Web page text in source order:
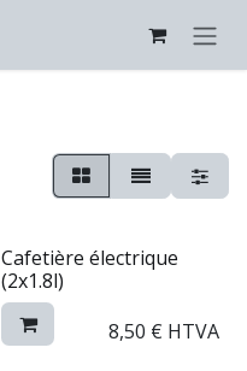
Cafetière électrique
(2x1.8l)
8,50 € HTVA